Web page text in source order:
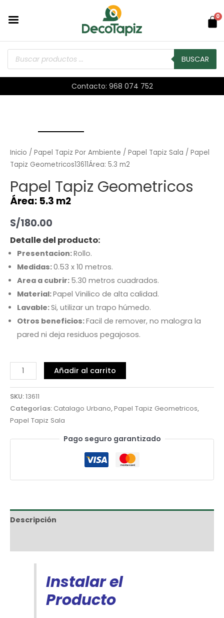
0
BUSCAR
Contacto: 968 074 752
Inicio / Papel Tapiz Por Ambiente / Papel Tapiz Sala / Papel
Tapiz Geometricos13611Área: 5.3 m2
Papel Tapiz Geometricos
Área: 5.3 m2
S/180.00
Detalle del producto:
Presentacion:Rollo.
Medidas:0.53 x 10 metros.
Area a cubrir: 5.30 metros cuadrados.
Material:Papel Vinilico de alta calidad.
Lavable:Si, utilizar un trapo húmedo.
Otros beneficios:Facil de remover, no malogra la
pared ni deja residuos pegajosos.
Añadir al carrito
SKU:13611
Categorías:Catalago Urbano,Papel Tapiz Geometricos,
Papel Tapiz Sala
Pago seguro garantizado
Descripción
Instalar el
Producto